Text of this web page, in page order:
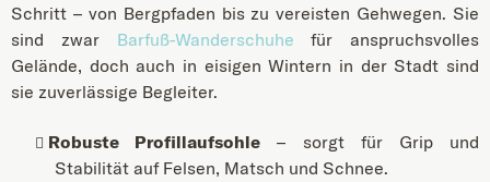
Schritt – von Bergpfaden bis zu vereisten Gehwegen. Sie
sind zwar Barfuß-Wanderschuhe für anspruchsvolles
Gelände, doch auch in eisigen Wintern in der Stadt sind
sie zuverlässige Begleiter.
Robuste Profillaufsohle – sorgt für Grip und
Stabilität auf Felsen, Matsch und Schnee.